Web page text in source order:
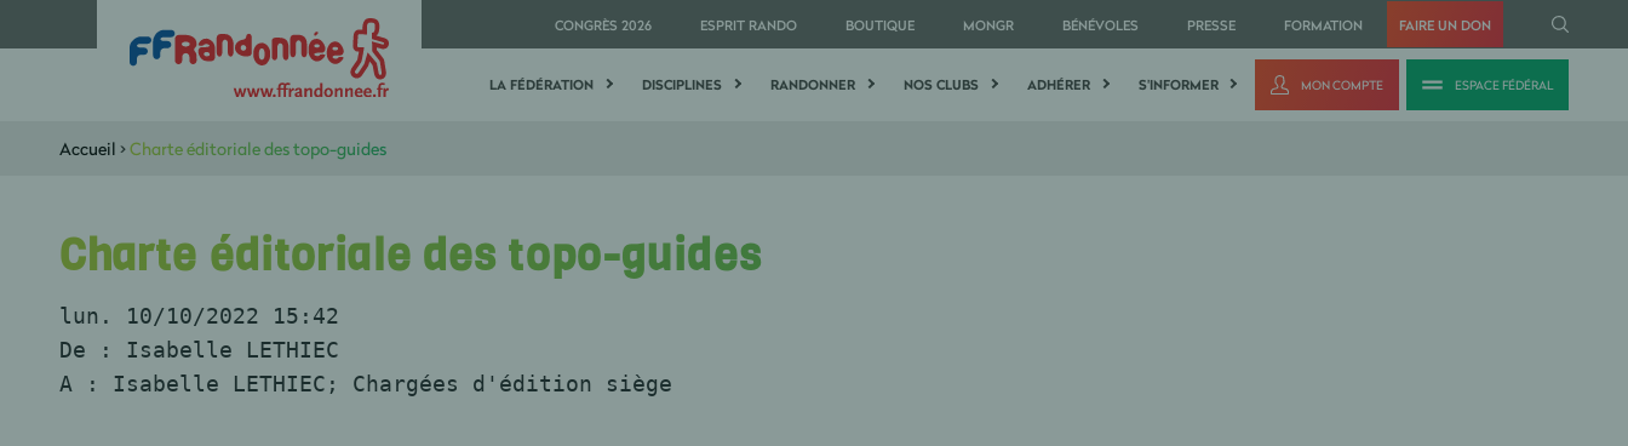
CONGRÈS 2026 ESPRIT RANDO BOUTIQUE MONGR BÉNÉVOLES PRESSE FORMATION FAIRE UN DON
LA FÉDÉRATION DISCIPLINES RANDONNER NOS CLUBS ADHÉRER S'INFORMER MON COMPTE ESPACE FÉDÉRAL
Accueil >Charte éditoriale des topo-guides
Charte éditoriale des topo-guides
lun. 10/10/2022 15:42
De : Isabelle LETHIEC
A : Isabelle LETHIEC; Chargées d'édition siège